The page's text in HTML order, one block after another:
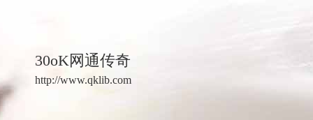
30oK网通传奇
http://www.qklib.com